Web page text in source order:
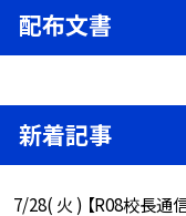
配布文書
新着記事
7/28( 火 ) 【R08校長通